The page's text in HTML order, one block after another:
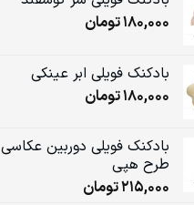
180,000تومان
بادکنک فویلی ابر عینکی
180,000تومان
بادکنک فویلی دوربین عکاسی
طرح هپی
215,000تومان